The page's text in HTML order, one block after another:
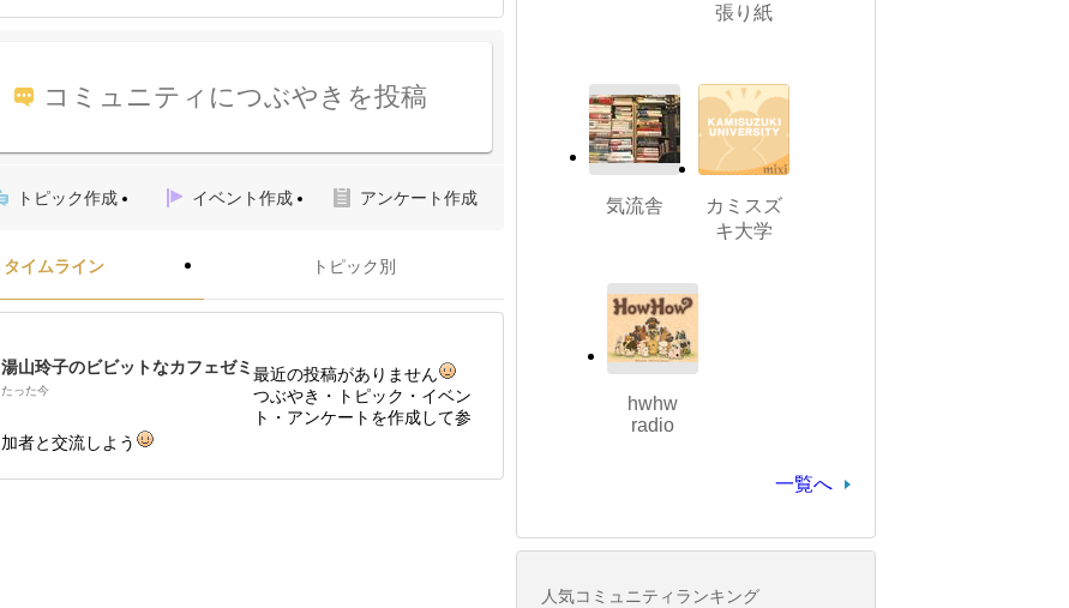
コミュニティにつぶやきを投稿
トピック作成 イベント作成 アンケート作成
タイムライン トピック別
湯山玲子のビビットなカフェゼミ
たった今
最近の投稿がありません
つぶやき・トピック・イベン
ト・アンケートを作成して参
加者と交流しよう
張り紙
気流舎
カミスズ
キ大学
hwhw
radio
一覧へ
人気コミュニティランキング